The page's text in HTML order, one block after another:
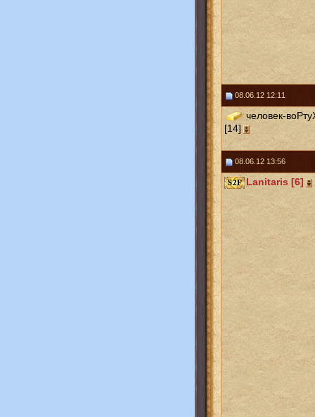
08.06.12 12:11
человек-
[14]
08.06.12 13:56
Lanitaris [6]